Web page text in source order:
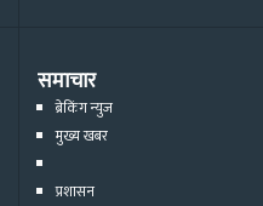
समाचार
ब्रेकिंग न्युज
मुख्य खबर
प्रशासन